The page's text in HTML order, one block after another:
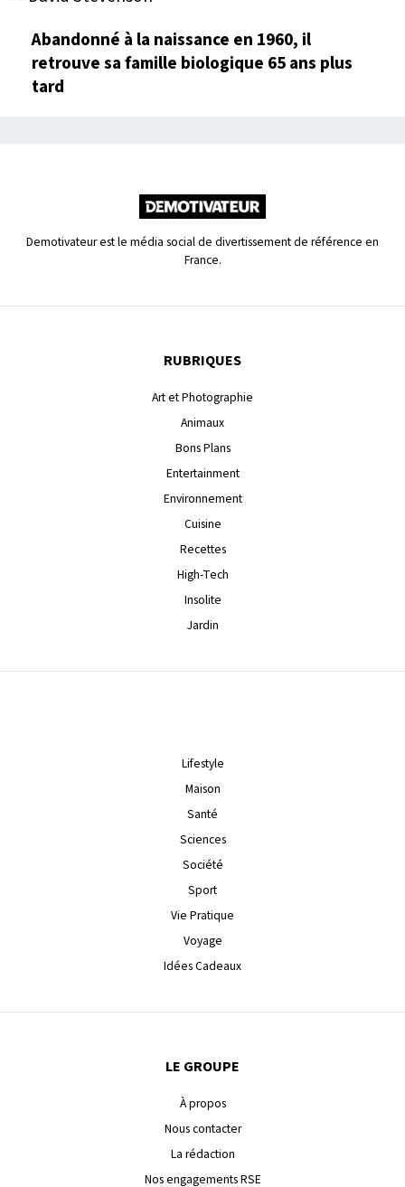
Abandonné à la naissance en 1960, il
retrouve sa famille biologique 65 ans plus
tard
Demotivateur est le média social de divertissement de référence en
France.
RUBRIQUES
Art et Photographie
Animaux
Bons Plans
Entertainment
Environnement
Cuisine
Recettes
High-Tech
Insolite
Jardin
Lifestyle
Maison
Santé
Sciences
Société
Sport
Vie Pratique
Voyage
Idées Cadeaux
LE GROUPE
À propos
Nous contacter
La rédaction
Nos engagements RSE